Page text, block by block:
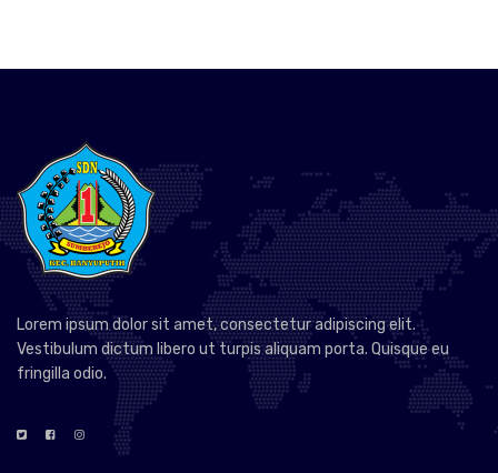
Lorem ipsum dolor sit amet, consectetur adipiscing elit.
Vestibulum dictum libero ut turpis aliquam porta. Quisque eu
fringilla odio.